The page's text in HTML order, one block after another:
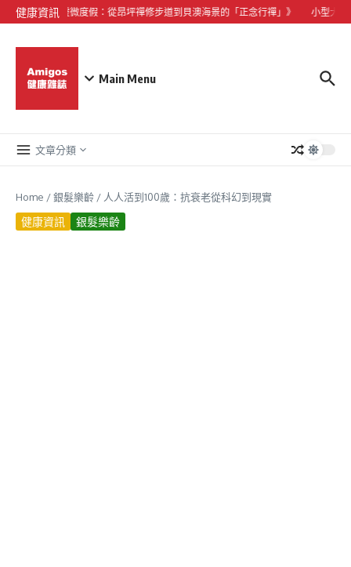
Skip to content
健康資訊
《大嶼山心靈微度假：從昂坪禪修步道到貝澳海景的「正念行禪」》 小型犬心
Main Menu
文章分類
Home /銀髮樂齡 / 人人活到100歲：抗衰老從科幻到現實
健康資訊 銀髮樂齡